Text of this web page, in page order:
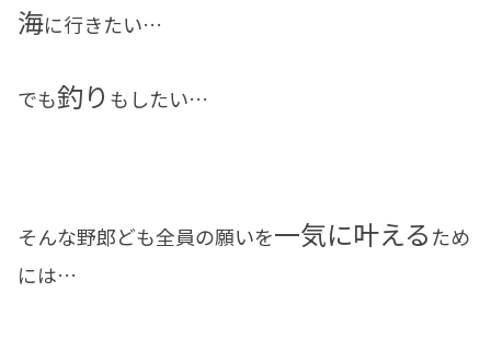
海に行きたい…
でも釣り もしたい…
そんな野郎ども全員の願いを一気に叶えるため
には…